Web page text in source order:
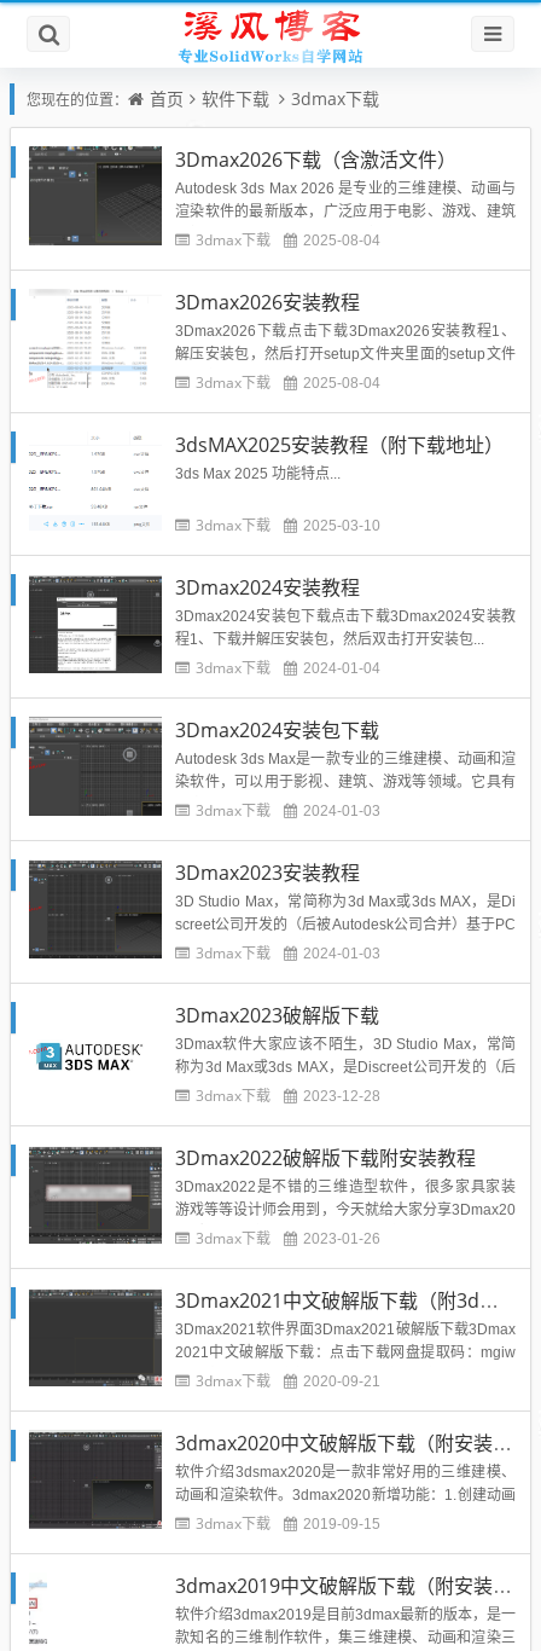
您现在的位置： 首页 软件下载 3dmax下载
3Dmax2026下载（含激活文件）
Autodesk 3ds Max 2026 是专业的三维建模、动画与
渲染软件的最新版本，广泛应用于电影、游戏、建筑
可视化等领域。其核心功能包括高级建模工具、物理
本主要优化包括：性能提升：阵列/布尔等修改...
3dmax下载 2025-08-04
3Dmax2026安装教程
3Dmax2026下载点击下载3Dmax2026安装教程1、
解压安装包，然后打开setup文件夹里面的setup文件
进行安装。...
3dmax下载 2025-08-04
3dsMAX2025安装教程（附下载地址）
3ds Max 2025 功能特点...
3dmax下载 2025-03-10
3Dmax2024安装教程
3Dmax2024安装包下载点击下载3Dmax2024安装教
程1、下载并解压安装包，然后双击打开安装包...
3dmax下载 2024-01-04
3Dmax2024安装包下载
Autodesk 3ds Max是一款专业的三维建模、动画和渲
染软件，可以用于影视、建筑、游戏等领域。它具有
丰富的建模工具和材质库，可以创建高质量的三维模
可以让用户轻松地渲染出高质量的图像和动画。总的
来...
3dmax下载 2024-01-03
3Dmax2023安装教程
3D Studio Max，常简称为3d Max或3ds MAX，是Di
screet公司开发的（后被Autodesk公司合并）基于PC
系统的三维动画渲染和制作软件。其前身是基于DOS
3dmax下载 2024-01-03
3Dmax2023破解版下载
3Dmax软件大家应该不陌生，3D Studio Max，常简
称为3d Max或3ds MAX，是Discreet公司开发的（后
被Autodesk公司合并）基于PC系统的三维动画渲染
制作被...
3dmax下载 2023-12-28
3Dmax2022破解版下载附安装教程
3Dmax2022是不错的三维造型软件，很多家具家装
游戏等等设计师会用到，今天就给大家分享3Dmax20
22破解版的安装包，仅限软件测试等使用，版权归原
码，关注我们微信公众号:xfbkgz...
3dmax下载 2023-01-26
3Dmax2021中文破解版下载（附3dmax2021安装教程）
3Dmax2021软件界面3Dmax2021破解版下载3Dmax
2021中文破解版下载：点击下载网盘提取码：mgiw
解压密码：扫描底部二维码（关注溪风博客官方公众
包，然后解压，找到S...
3dmax下载 2020-09-21
3dmax2020中文破解版下载（附安装教程）
软件介绍3dsmax2020是一款非常好用的三维建模、
动画和渲染软件。3dmax2020新增功能：1.创建动画
预览改进2.倒角修改器预设并保存默认设置3.14个新
义名称7...
3dmax下载 2019-09-15
3dmax2019中文破解版下载（附安装教程）
软件介绍3dmax2019是目前3dmax最新的版本，是一
款知名的三维制作软件，集三维建模、动画和渲染三